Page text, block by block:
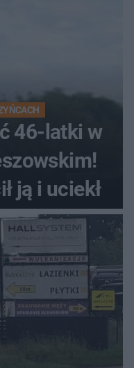
46-latki w
ją i uciekł